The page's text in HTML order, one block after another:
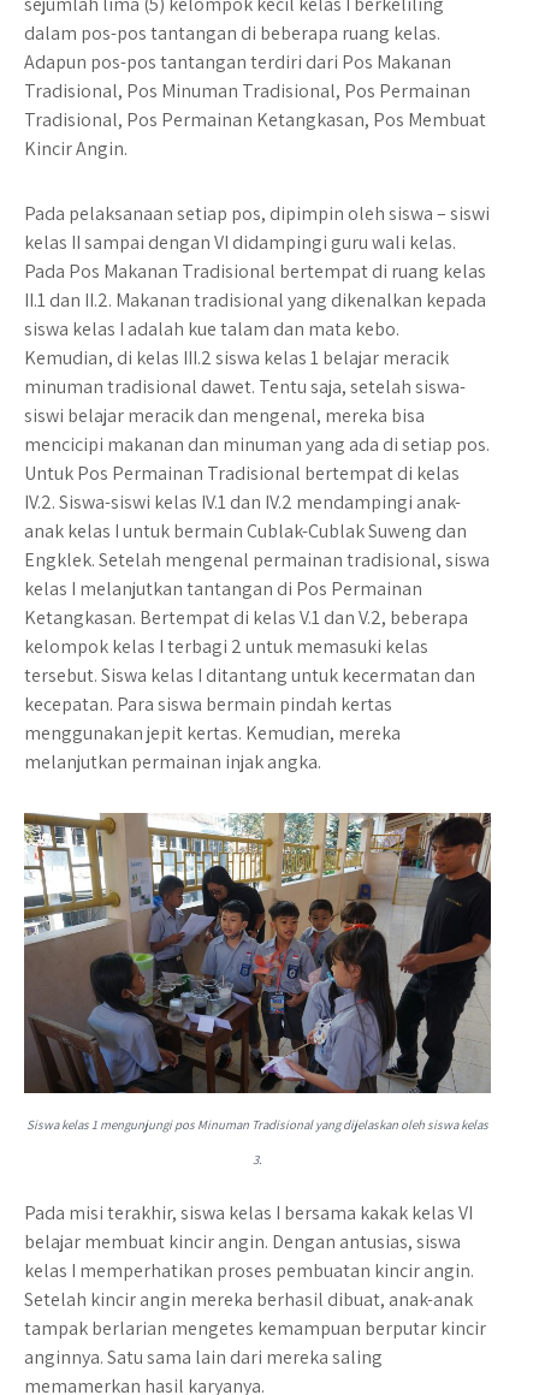
dalam pos-pos tantangan di beberapa ruang kelas.
Adapun pos-pos tantangan terdiri dari Pos Makanan
Tradisional, Pos Minuman Tradisional, Pos Permainan
Tradisional, Pos Permainan Ketangkasan, Pos Membuat
Kincir Angin.
Pada pelaksanaan setiap pos, dipimpin oleh siswa – siswi
kelas II sampai dengan VI didampingi guru wali kelas.
Pada Pos Makanan Tradisional bertempat di ruang kelas
II.1 dan II.2. Makanan tradisional yang dikenalkan kepada
siswa kelas I adalah kue talam dan mata kebo.
Kemudian, di kelas III.2 siswa kelas 1 belajar meracik
minuman tradisional dawet. Tentu saja, setelah siswa-
siswi belajar meracik dan mengenal, mereka bisa
mencicipi makanan dan minuman yang ada di setiap pos.
Untuk Pos Permainan Tradisional bertempat di kelas
IV.2. Siswa-siswi kelas IV.1 dan IV.2 mendampingi anak-
anak kelas I untuk bermain Cublak-Cublak Suweng dan
Engklek. Setelah mengenal permainan tradisional, siswa
kelas I melanjutkan tantangan di Pos Permainan
Ketangkasan. Bertempat di kelas V.1 dan V.2, beberapa
kelompok kelas I terbagi 2 untuk memasuki kelas
tersebut. Siswa kelas I ditantang untuk kecermatan dan
kecepatan. Para siswa bermain pindah kertas
menggunakan jepit kertas. Kemudian, mereka
melanjutkan permainan injak angka.
Siswa kelas 1 mengunjungi pos Minuman Tradisional yang dijelaskan oleh siswa kelas
3.
Pada misi terakhir, siswa kelas I bersama kakak kelas VI
belajar membuat kincir angin. Dengan antusias, siswa
kelas I memperhatikan proses pembuatan kincir angin.
Setelah kincir angin mereka berhasil dibuat, anak-anak
tampak berlarian mengetes kemampuan berputar kincir
anginnya. Satu sama lain dari mereka saling
memamerkan hasil karyanya.